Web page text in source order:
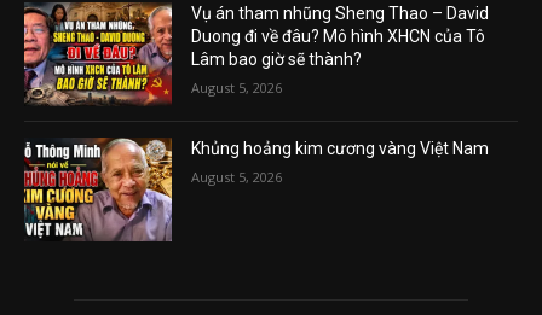
Vụ án tham nhũng Sheng Thao – David
Duong đi về đâu? Mô hình XHCN của Tô
Lâm bao giờ sẽ thành?
August 5, 2026
Khủng hoảng kim cương vàng Việt Nam
August 5, 2026